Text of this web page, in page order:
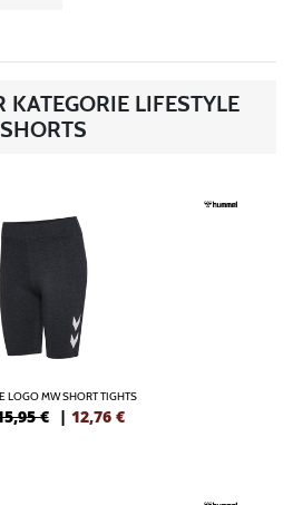
KATEGORIE LIFESTYLE
SHORTS
LOGO MW SHORT TIGHTS
€ | 12,76 €